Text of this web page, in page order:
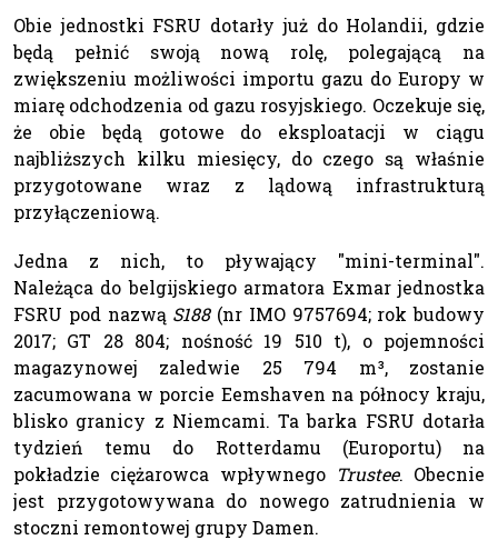
Obie jednostki FSRU dotarły już do Holandii, gdzie
będą pełnić swoją nową rolę, polegającą na
zwiększeniu możliwości importu gazu do Europy w
miarę odchodzenia od gazu rosyjskiego. Oczekuje się,
że obie będą gotowe do eksploatacji w ciągu
najbliższych kilku miesięcy, do czego są właśnie
przygotowane wraz z lądową infrastrukturą
przyłączeniową.
Jedna z nich, to pływający "mini-terminal".
Należąca do belgijskiego armatora Exmar jednostka
FSRU pod nazwą S188(nr IMO 9757694; rok budowy
2017; GT 28 804; nośność 19 510 t), o pojemności
magazynowej zaledwie 25 794 m³, zostanie
zacumowana w porcie Eemshaven na północy kraju,
blisko granicy z Niemcami. Ta barka FSRU dotarła
tydzień temu do Rotterdamu (Europortu) na
pokładzie ciężarowca wpływnego Trustee. Obecnie
jest przygotowywana do nowego zatrudnienia w
stoczni remontowej grupy Damen.